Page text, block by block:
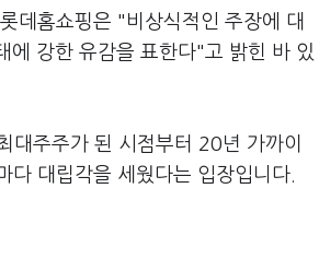
데홈쇼핑은 "비상식적인 주장에 대
에 강한 유감을 표한다"고 밝힌 바 있
주주가 된 시점부터 20년 가까이
대립각을 세웠다는 입장입니다.